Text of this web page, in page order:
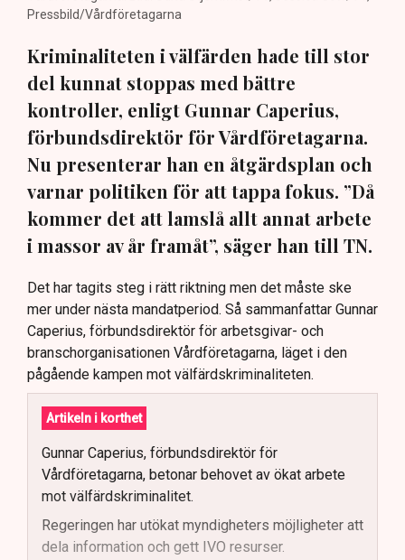
Pressbild/Vårdföretagarna
Kriminaliteten i välfärden hade till stor
del kunnat stoppas med bättre
kontroller, enligt Gunnar Caperius,
förbundsdirektör för Vårdföretagarna.
Nu presenterar han en åtgärdsplan och
varnar politiken för att tappa fokus. ”Då
kommer det att lamslå allt annat arbete
i massor av år framåt”, säger han till TN.
Det har tagits steg i rätt riktning men det måste ske
mer under nästa mandatperiod. Så sammanfattar Gunnar
Caperius, förbundsdirektör för arbetsgivar- och
branschorganisationen Vårdföretagarna, läget i den
pågående kampen mot välfärdskriminaliteten.
Artikeln i korthet
Gunnar Caperius, förbundsdirektör för
Vårdföretagarna, betonar behovet av ökat arbete
mot välfärdskriminalitet.
Regeringen har utökat myndigheters möjligheter att
dela information och gett IVO resurser.